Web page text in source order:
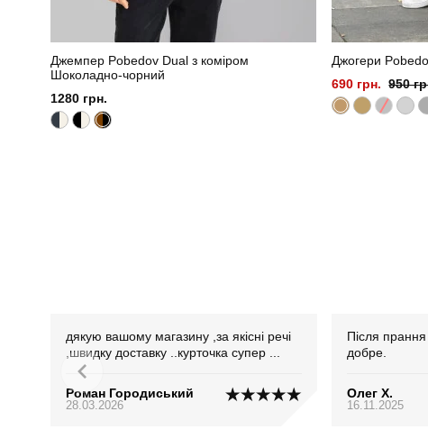
Джемпер Pobedov Dual з коміром
Шоколадно-чорний
1280 грн.
Джогери
690 грн. 950
дякую вашому магазину ,за якісні речі
,швидку доставку ..курточка супер ...
Роман Городиський
28.03.2026
Після
добре.
Олег Х.
16.11.2025